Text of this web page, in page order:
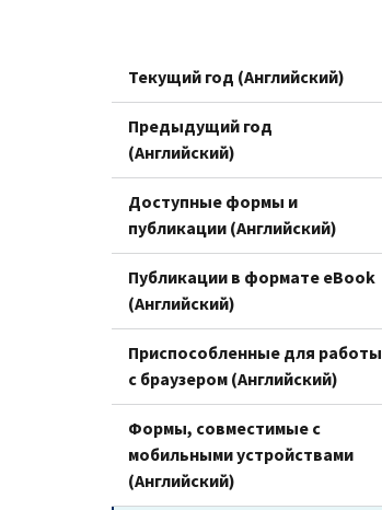
Текущий год (Английский)
Предыдущий год
(Английский)
Доступные формы и
публикации (Английский)
Публикации в формате eBook
(Английский)
Приспособленные для работы
с браузером (Английский)
Формы, совместимые с
мобильными устройствами
(Английский)